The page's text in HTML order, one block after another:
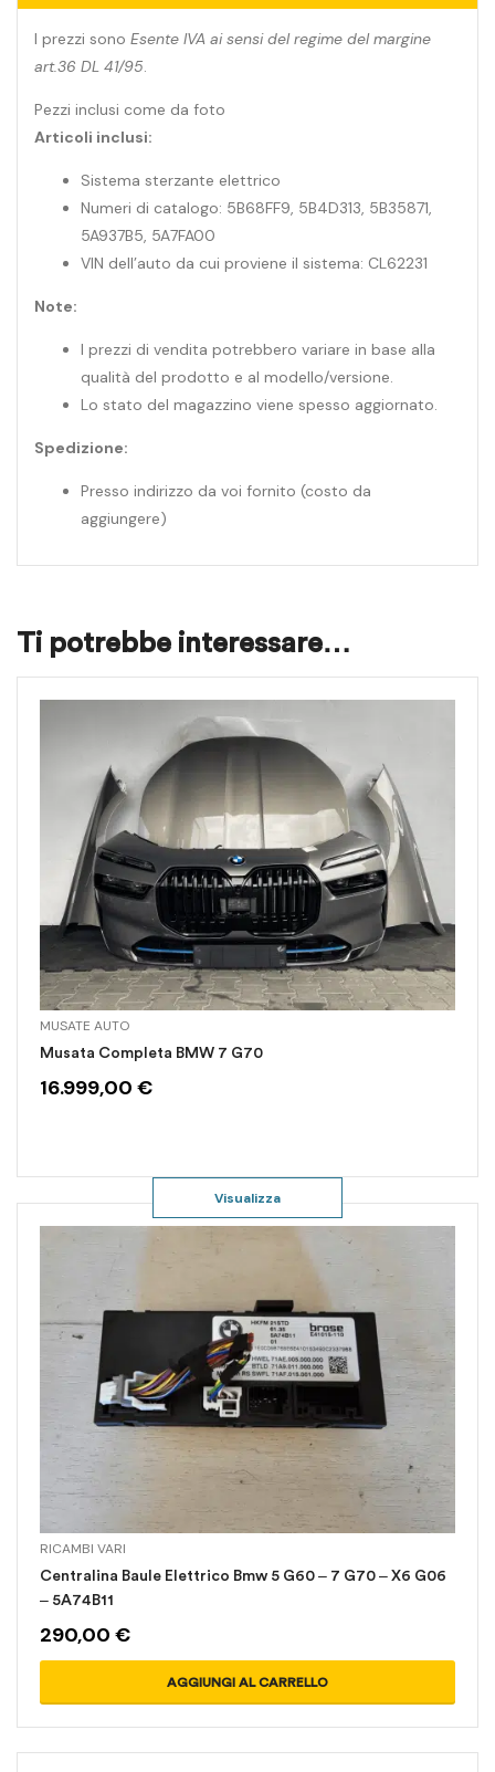
I prezzi sono Esente IVA ai sensi del regime del margine
art.36 DL 41/95.
Pezzi inclusi come da foto
Articoli inclusi:
Sistema sterzante elettrico
Numeri di catalogo: 5B68FF9, 5B4D313, 5B35871,
5A937B5, 5A7FA00
VIN dell’auto da cui proviene il sistema: CL62231
Note:
I prezzi di vendita potrebbero variare in base alla
qualità del prodotto e al modello/versione.
Lo stato del magazzino viene spesso aggiornato.
Spedizione:
Presso indirizzo da voi fornito (costo da
aggiungere)
Ti potrebbe interessare…
MUSATE AUTO
Musata Completa BMW 7 G70
16.999,00 €
Visualizza
RICAMBI VARI
Centralina Baule Elettrico Bmw 5 G60 – 7 G70 – X6 G06
– 5A74B11
290,00 €
AGGIUNGI AL CARRELLO